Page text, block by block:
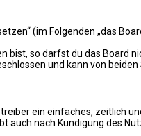
(im Folgenden „das
bist, so darfst du das Board
und kann von
ein einfaches, zeitlich
auch nach Kündigung des